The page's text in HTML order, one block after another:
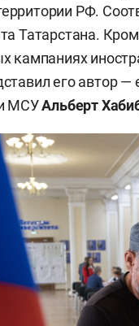
РФ.
Татарстана.
кампаниях
его автор
и МСУАльберт